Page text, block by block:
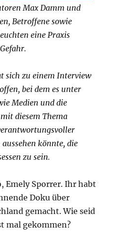
Max Damm und
Betroffene sowie
eine Praxis
sich zu einem Interview
bei dem es unter
Medien und die
diesem Thema
könnte, die
zu sein.
Emely Sporrer. Ihr habt
Doku über
gemacht. Wie seid
mal gekommen?